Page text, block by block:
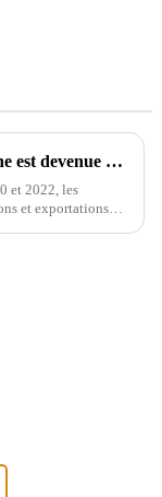
La Chine est devenue un exportateur majeur de produits sanitaires
et 2022, les
et exportations